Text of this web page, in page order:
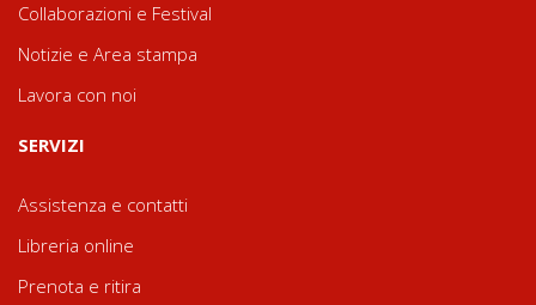
Collaborazioni e Festival
Notizie e Area stampa
Lavora con noi
SERVIZI
Assistenza e contatti
Libreria online
Prenota e ritira